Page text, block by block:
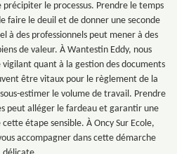
le processus. Prendre le temps
faire le deuil et de donner une seconde
à des professionnels peut mener à des
de valeur. À Wantestin Eddy, nous
quant à la gestion des documents
être vitaux pour le règlement de la
estimer le volume de travail. Prendre
peut alléger le fardeau et garantir une
étape sensible. À Oncy Sur Ecole,
accompagner dans cette démarche